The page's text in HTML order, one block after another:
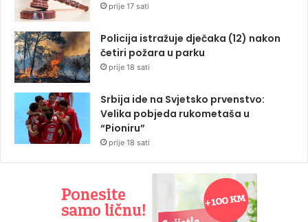
prije 17 sati
Policija istražuje dječaka (12) nakon
četiri požara u parku
prije 18 sati
Srbija ide na Svjetsko prvenstvo:
Velika pobjeda rukometaša u
“Pioniru”
prije 18 sati